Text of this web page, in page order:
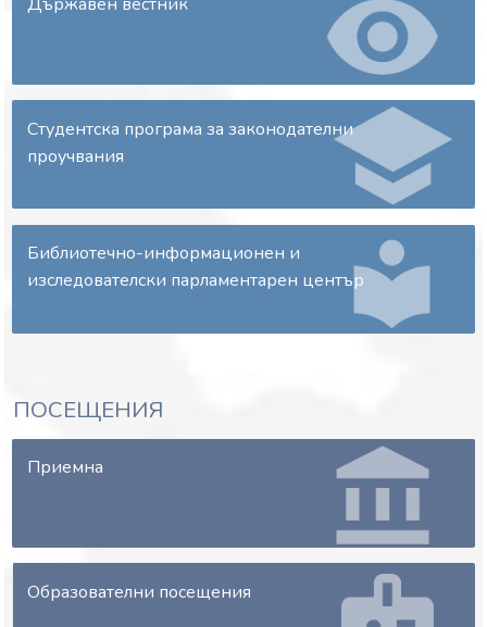
Информационно досие на Закона за търговския
регистър и регистъра на юридическите лица с
нестопанска цел, изменен с § 38 от Закона за
изменение и допълнение на Закона за публичното
предлагане на ценни книжа (ДВ, бр. 25 от 2026 г.),
който въвежда изисквания на Директива (ЕС)
2023/2864
Студентска програма за законодателни
проучвания
Библиотечно-информационен и
изследователски парламентарен център
ПОСЕЩЕНИЯ
Приемна
Образователни посещения